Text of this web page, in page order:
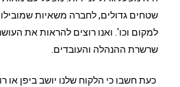
שטחים גדולים, לחברה משאיות
למקום וכו'. ואנו רוצים להראות את
שרשרת ההנהלה והעובדים.
כעת חשבו כי הלקוח שלנו יושב ביפן או